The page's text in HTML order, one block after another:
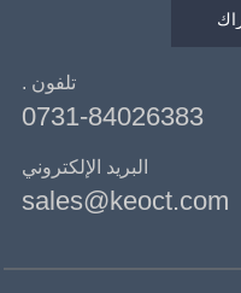
تلفون .
0731-84026383
البريد الإلكتروني
sales@keoct.com